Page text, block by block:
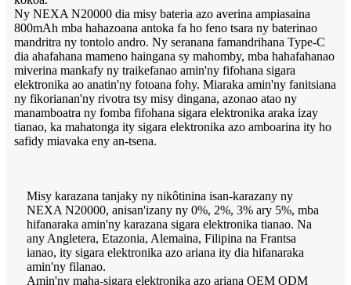
Ny NEXA N20000 dia misy bateria azo averina ampiasaina
800mAh mba hahazoana antoka fa ho feno tsara ny baterinao
mandritra ny tontolo andro. Ny seranana famandrihana Type-C
dia ahafahana mameno haingana sy mahomby, mba hahafahanao
miverina mankafy ny traikefanao amin'ny fifohana sigara
elektronika ao anatin'ny fotoana fohy. Miaraka amin'ny fanitsiana
ny fikorianan'ny rivotra tsy misy dingana, azonao atao ny
manamboatra ny fomba fifohana sigara elektronika araka izay
tianao, ka mahatonga ity sigara elektronika azo amboarina ity ho
safidy miavaka eny an-tsena.
Misy karazana tanjaky ny nikôtinina isan-karazany ny
NEXA N20000, anisan'izany ny 0%, 2%, 3% ary 5%, mba
hifanaraka amin'ny karazana sigara elektronika tianao. Na
any Angletera, Etazonia, Alemaina, Filipina na Frantsa
ianao, ity sigara elektronika azo ariana ity dia hifanaraka
amin'ny filanao.
Amin'ny maha-sigara elektronika azo ariana OEM ODM